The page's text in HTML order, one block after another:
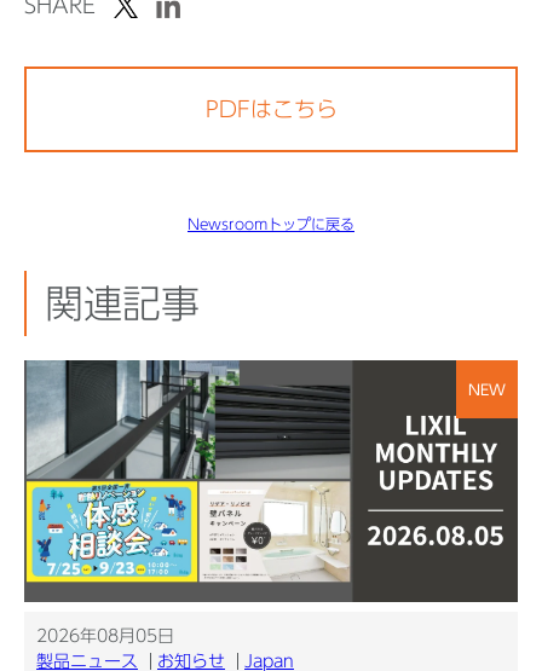
SHARE
PDFはこちら
Newsroomトップに戻る
関連記事
NEW
2026年08月05日
製品ニュース
お知らせ Japan